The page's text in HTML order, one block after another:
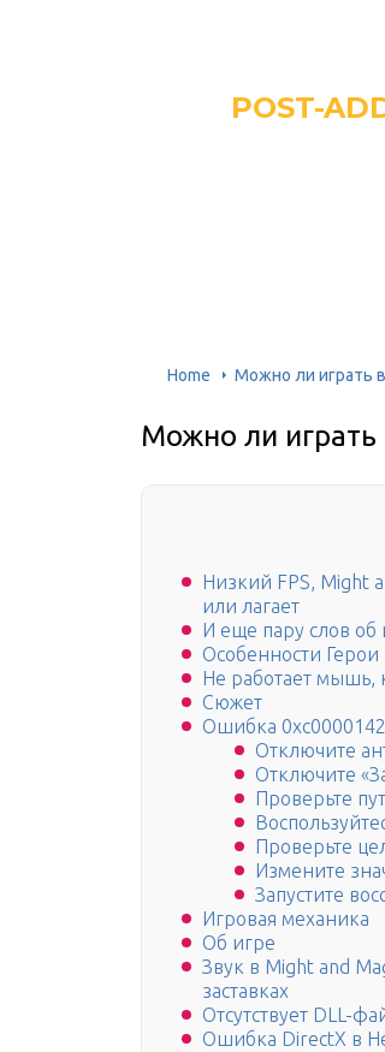
POST-
Home Можно ли играть в
Можно ли играть
Низкий FPS, Might
или лагает
И еще пару слов об
Особенности
Не работает мышь,
Сюжет
Ошибка
Отключите
Отключите
Проверьте
Проверьте
Измените
Запустите
Игровая механика
Об игре
Звук в Might and
заставках
Отсутствует DLL-
Ошибка DirectX в